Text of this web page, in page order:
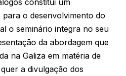
constitui um
o desenvolvimento do
o seminário integra no seu
da abordagem que
na Galiza em matéria de
a divulgação dos